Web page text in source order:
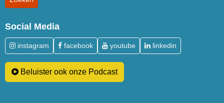
Social Media
instagram facebook youtube linkedin
Beluister ook onze Podcast